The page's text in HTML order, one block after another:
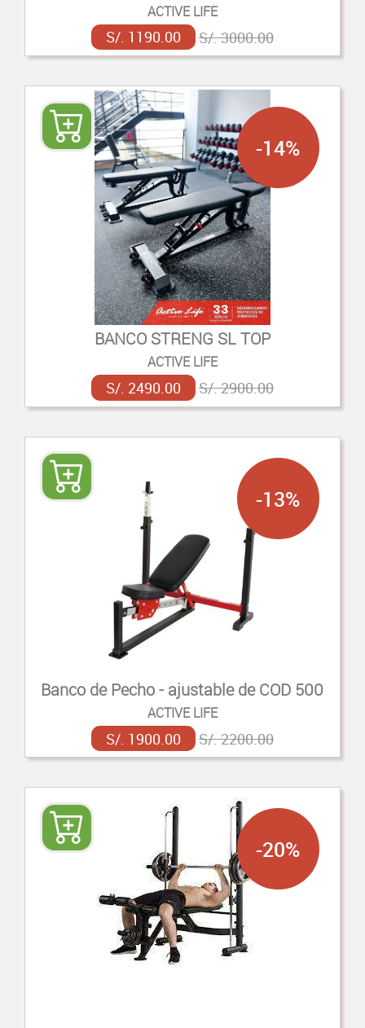
ACTIVE LIFE
S/. 1190.00 S/. 3000.00
BANCO STRENG SL TOP
ACTIVE LIFE
S/. 2490.00 S/. 2900.00
-14%
Banco de Pecho - ajustable de COD 500
ACTIVE LIFE
S/. 1900.00 S/. 2200.00
-13%
-20%